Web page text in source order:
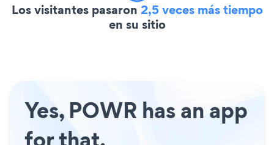
Los visitantes pasaron 2,5 veces más tiempo
en su sitio
Yes, POWR has an app